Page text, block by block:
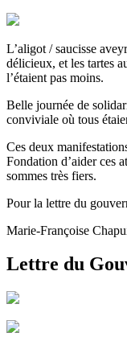
L’aligot / saucisse
délicieux, et les tartes
l’étaient pas moins.
Belle journée de
conviviale où tous
Ces deux
Fondation d’aider ces
sommes très fiers.
Pour la lettre du
Marie-Françoise
Lettre du